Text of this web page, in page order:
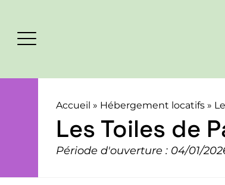
Accueil » Hébergement locatifs»
Les Toiles de
Période d'ouverture : 04/01/